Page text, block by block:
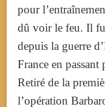
pour
dû voir le feu. Il
depuis la guerre
France en
Retiré de la
l’opération